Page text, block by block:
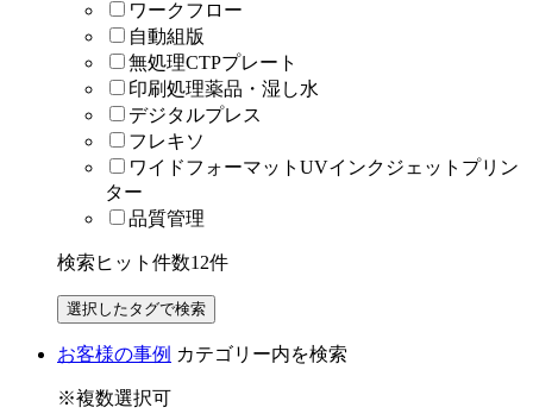
ワークフロー
自動組版
無処理CTPプレート
印刷処理薬品・湿し水
デジタルプレス
フレキソ
ワイドフォーマットUVインクジェットプリン
ター
品質管理
検索ヒット件数12件
お客様の事例 カテゴリー内を検索
※複数選択可